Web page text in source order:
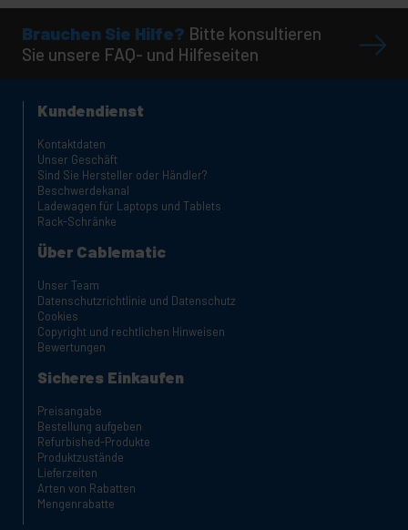
Brauchen Sie Hilfe? Bitte konsultieren
Sie unsere FAQ- und Hilfeseiten
Kundendienst
Kontaktdaten
Unser Geschäft
Sind Sie Hersteller oder Händler?
Beschwerdekanal
Ladewagen für Laptops und Tablets
Rack-Schränke
Über Cablematic
Unser Team
Datenschutzrichtlinie und Datenschutz
Cookies
Copyright und rechtlichen Hinweisen
Bewertungen
Sicheres Einkaufen
Preisangabe
Bestellung aufgeben
Refurbished-Produkte
Produktzustände
Lieferzeiten
Arten von Rabatten
Mengenrabatte